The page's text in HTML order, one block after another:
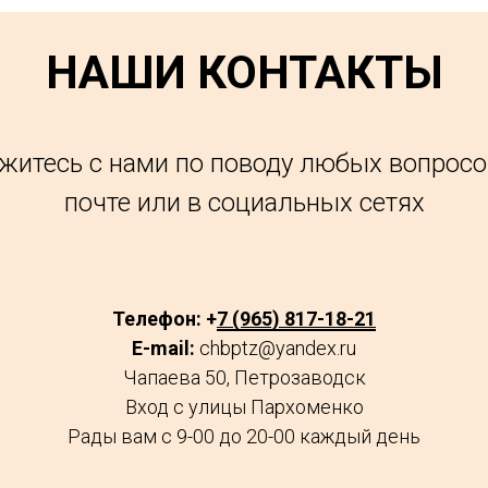
НАШИ КОНТАКТЫ
с нами по поводу любых
почте или в социальных сетях
Телефон: +7 (965) 817-18-21
E-mail: chbptz@yandex.ru
Чапаева 50, Петрозаводск
Вход с улицы Пархоменко
Рады вам с 9-00 до 20-00 каждый день